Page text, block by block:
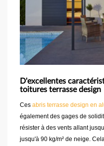
D'excellentes
toitures terrasse design
Ces abris terrasse design en
également des gages de
résister à des vents allant
jusqu'à 90 kg/m² de neige.